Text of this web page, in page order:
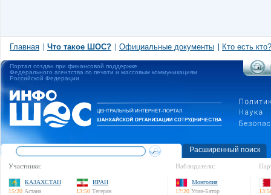
Главная Что такое ШОС? Официальные документы Кто есть кто?
Портал создан при финансовой поддержке
Федерального агентства по печати и массовым коммуникациям
Российской Федерации
Расширенный поиск
Участники:
КАЗАХСТАН
15:20 Астана
ИРАН
13:50 Тегеран
Наблюдатели:
Монголия
17:20 Улан-Батор